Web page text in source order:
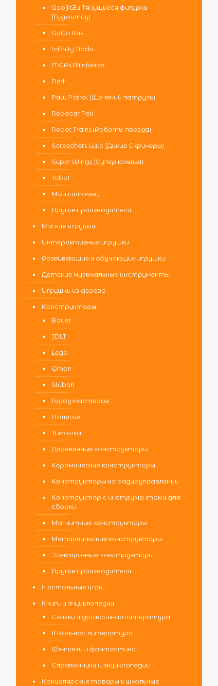
GooJitZu Тянущиеся фигурки
(Гуджитсу)
GoGo Bus
Infinity Nado
MGAs MiniVerse
Nerf
Paw Patrol (Щенячий патруль)
Robocar Poli
Robot Trains (Роботы поезда)
Screechers Wild (Дикие Скричеры)
Super Wings (Супер крылья)
Tobot
Мой питомец
Другие производители
Мягкие игрушки
Интерактивные игрушки
Развивающие и обучающие игрушки
Детские музыкальные инструменты
Игрушки из дерева
Конструкторы
Bauer
JDLT
Lego
Qman
Sluban
Город мастеров
Полесье
Тимошка
Деревянные конструкторы
Керамические конструкторы
Конструкторы на радиоуправлении
Конструктор с инструментами для
сборки
Магнитные конструкторы
Металлические конструкторы
Электронные конструкторы
Другие производители
Настольные игры
Книги и энциклопедии
Сказки и дошкольная литература
Школьная литература
Фэнтези и фантастика
Справочники и энциклопедии
Канцелярские товары и школьные